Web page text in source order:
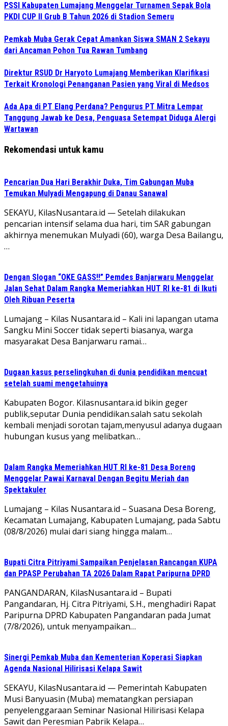
PSSI Kabupaten Lumajang Menggelar Turnamen Sepak Bola
PKDI CUP II Grub B Tahun 2026 di Stadion Semeru
Pemkab Muba Gerak Cepat Amankan Siswa SMAN 2 Sekayu
dari Ancaman Pohon Tua Rawan Tumbang
Direktur RSUD Dr Haryoto Lumajang Memberikan Klarifikasi
Terkait Kronologi Penanganan Pasien yang Viral di Medsos
Ada Apa di PT Elang Perdana? Pengurus PT Mitra Lempar
Tanggung Jawab ke Desa, Penguasa Setempat Diduga Alergi
Wartawan
Rekomendasi untuk kamu
Pencarian Dua Hari Berakhir Duka, Tim Gabungan Muba
Temukan Mulyadi Mengapung di Danau Sanawal
SEKAYU, KilasNusantara.id — Setelah dilakukan
pencarian intensif selama dua hari, tim SAR gabungan
akhirnya menemukan Mulyadi (60), warga Desa Bailangu,
…
Dengan Slogan “OKE GASS!!” Pemdes Banjarwaru Menggelar
Jalan Sehat Dalam Rangka Memeriahkan HUT RI ke-81 di Ikuti
Oleh Ribuan Peserta
Lumajang – Kilas Nusantara.id – Kali ini lapangan utama
Sangku Mini Soccer tidak seperti biasanya, warga
masyarakat Desa Banjarwaru ramai…
Dugaan kasus perselingkuhan di dunia pendidikan mencuat
setelah suami mengetahuinya
Kabupaten Bogor. Kilasnusantara.id bikin geger
publik,seputar Dunia pendidikan.salah satu sekolah
kembali menjadi sorotan tajam,menyusul adanya dugaan
hubungan kusus yang melibatkan…
Dalam Rangka Memeriahkan HUT RI ke-81 Desa Boreng
Menggelar Pawai Karnaval Dengan Begitu Meriah dan
Spektakuler
Lumajang – Kilas Nusantara.id – Suasana Desa Boreng,
Kecamatan Lumajang, Kabupaten Lumajang, pada Sabtu
(08/8/2026) mulai dari siang hingga malam…
Bupati Citra Pitriyami Sampaikan Penjelasan Rancangan KUPA
dan PPASP Perubahan TA 2026 Dalam Rapat Paripurna DPRD
PANGANDARAN, KilasNusantara.id – Bupati
Pangandaran, Hj. Citra Pitriyami, S.H., menghadiri Rapat
Paripurna DPRD Kabupaten Pangandaran pada Jumat
(7/8/2026), untuk menyampaikan…
Sinergi Pemkab Muba dan Kementerian Koperasi Siapkan
Agenda Nasional Hilirisasi Kelapa Sawit
SEKAYU, KilasNusantara.id — Pemerintah Kabupaten
Musi Banyuasin (Muba) mematangkan persiapan
penyelenggaraan Seminar Nasional Hilirisasi Kelapa
Sawit dan Peresmian Pabrik Kelapa…